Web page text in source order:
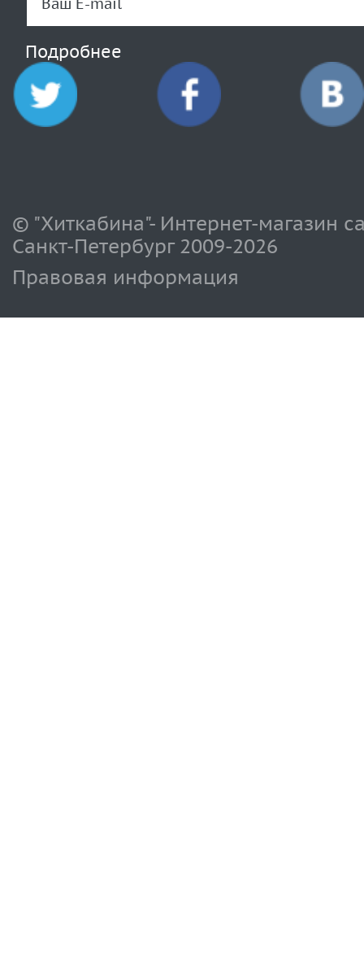
Подробнее
© "Хиткабина"- Интернет-магазин
Санкт-Петербург 2009-2026
Правовая информация